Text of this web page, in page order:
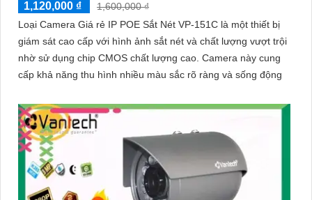
1,120,000 ₫
1,600,000 ₫
Loại Camera Giá rẻ IP POE Sắt Nét VP-151C là một thiết bị
giám sát cao cấp với hình ảnh sắt nét và chất lượng vượt trội
nhờ sử dụng chip CMOS chất lượng cao. Camera này cung
cấp khả năng thu hình nhiều màu sắc rõ ràng và sống động